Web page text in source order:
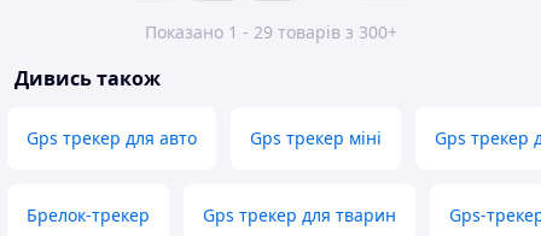
Показано 1 - 29 товарів з 300+
Дивись також
Gps трекер для авто Gps трекер міні Gps трекер
Брелок-трекер Gps трекер для тварин Gps-